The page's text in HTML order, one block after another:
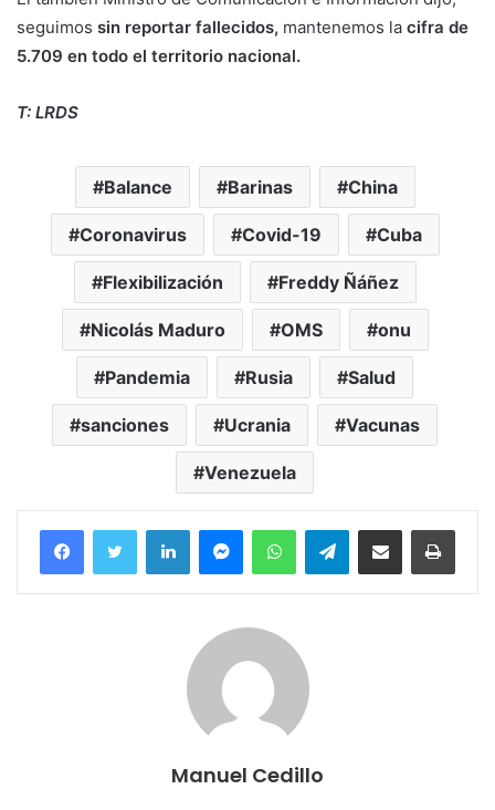
seguimos sin reportar fallecidos, mantenemos la cifra de
5.709 en todo el territorio nacional.
T: LRDS
Balance Barinas China
Coronavirus Covid-19 Cuba
Flexibilización Freddy Ñáñez
Nicolás Maduro OMS onu
Pandemia Rusia Salud
sanciones Ucrania Vacunas
Venezuela
FacebookTwitter LinkedInMessengerWhatsAppTelegramCompartir por correo electrónico
Manuel Cedillo